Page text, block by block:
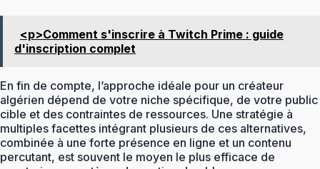
<p>Comment s'inscrire à Twitch Prime : guide
d'inscription complet
En fin de compte, l’approche idéale pour un créateur
algérien dépend de votre niche spécifique, de votre public
cible et des contraintes de ressources. Une stratégie à
multiples facettes intégrant plusieurs de ces alternatives,
combinée à une forte présence en ligne et un contenu
percutant, est souvent le moyen le plus efficace de